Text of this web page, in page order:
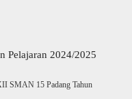
Pelajaran 2024/2025
SMAN 15 Padang Tahun